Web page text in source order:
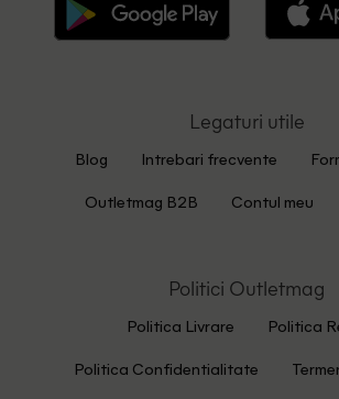
Legaturi utile
Blog Intrebari frecvente
Outletmag B2B Contul meu
Politici Outletmag
Politica Livrare Politica
Politica Confidentialitate